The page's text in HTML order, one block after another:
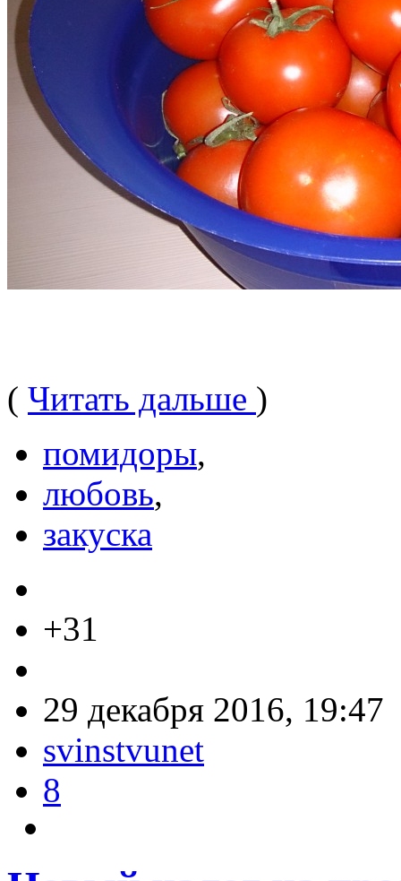
( Читать дальше )
помидоры,
любовь,
закуска
+31
29 декабря 2016, 19:47
svinstvunet
8